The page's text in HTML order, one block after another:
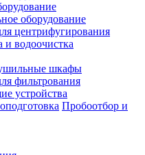
оборудование
центрифугирования
и водоочистка
шкафы
фильтрования
устройства
Пробоотбор и